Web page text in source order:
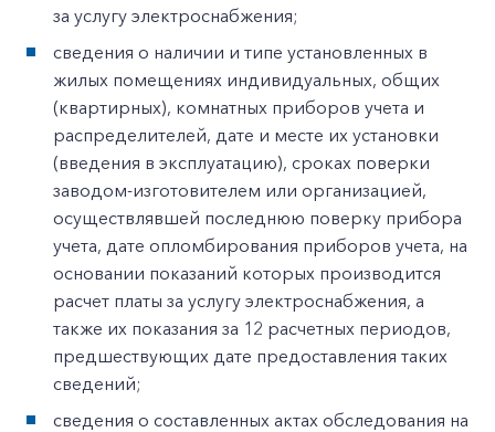
за услугу электроснабжения;
сведения о наличии и типе установленных в
жилых помещениях индивидуальных, общих
(квартирных), комнатных приборов учета и
распределителей, дате и месте их установки
(введения в эксплуатацию), сроках поверки
заводом-изготовителем или организацией,
осуществлявшей последнюю поверку прибора
учета, дате опломбирования приборов учета, на
основании показаний которых производится
расчет платы за услугу электроснабжения, а
также их показания за 12 расчетных периодов,
предшествующих дате предоставления таких
сведений;
сведения о составленных актах обследования на